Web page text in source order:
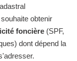
obtenir
foncière (SPF,
dont dépend la